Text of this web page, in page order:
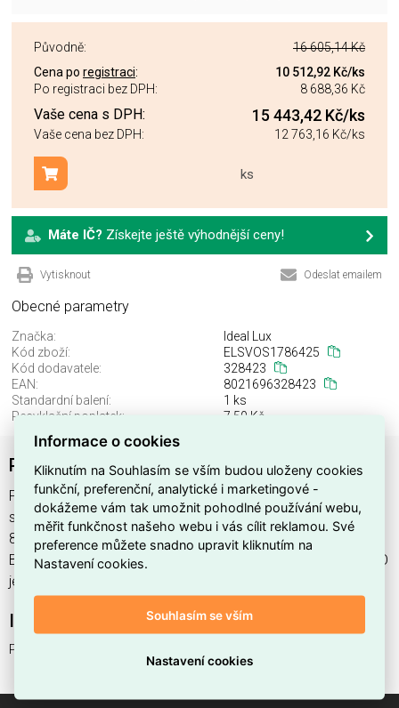
Původně:
16 605,14 Kč
Cena po registraci: 10 512,92 Kč/ks
Po registraci bez DPH:
8 688,36 Kč
Vaše cena s DPH: 15 443,42 Kč/ks
Vaše cena bez DPH: 12 763,16 Kč/ks
ks
Přidat do košíku
Máte IČ? Získejte ještě výhodnější ceny!
Vytisknout Odeslat emailem
Obecné parametry
Značka:
Ideal Lux
Kód zboží:
ELSVOS1786425
Kód dodavatele:
328423
EAN:
8021696328423
Standardní balení:
1 ks
Recyklační poplatek:
7,50 Kč
PERLAGE PL9 BIANCO
PERLAGE PL9 BIANCO najdete v kategoriích Svítidla, Svítidla,
světelné zdroje a LED osvětlení, výrobce Ideal Lux, EAN
8021696328423, kód dodavatele 328423. PERLAGE PL9
BIANCO nabízíme od 1 ks. Kód EMAS PERLAGE PL9 BIANCO
je ELSVOS1786425.
Interní název produktu
PERLAGE PL9 BIANCO
Informace o cookies
Kliknutím na Souhlasím se vším budou uloženy cookies
funkční, preferenční, analytické i marketingové -
dokážeme vám tak umožnit pohodlné používání webu,
měřit funkčnost našeho webu i vás cílit reklamou. Své
preference můžete snadno upravit kliknutím na
Nastavení cookies.
Souhlasím se vším
Nastavení cookies